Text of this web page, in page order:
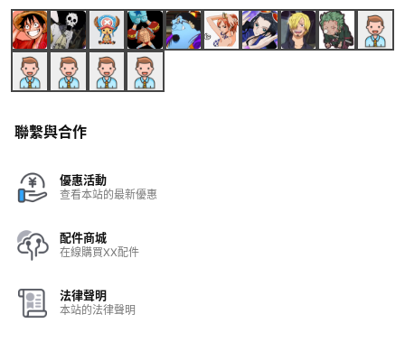
聯繫與合作
優惠活動
查看本站的最新優惠
配件商城
在線購買XX配件
法律聲明
本站的法律聲明